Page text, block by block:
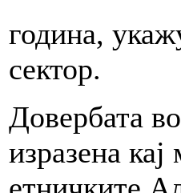
година,
сектор.
Довербата
изразена